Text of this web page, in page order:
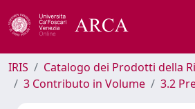
IRIS
Catalogo dei Prodotti della
3 Contributo in Volume
3.2